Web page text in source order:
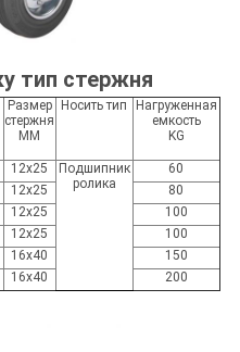
тип стержня
Размер
стержня
MM
Носить тип
Нагруженная
емкость
KG
12x25
Подшипник
ролика
60
12x25
80
12x25
100
12x25
100
16x40
150
16x40 200